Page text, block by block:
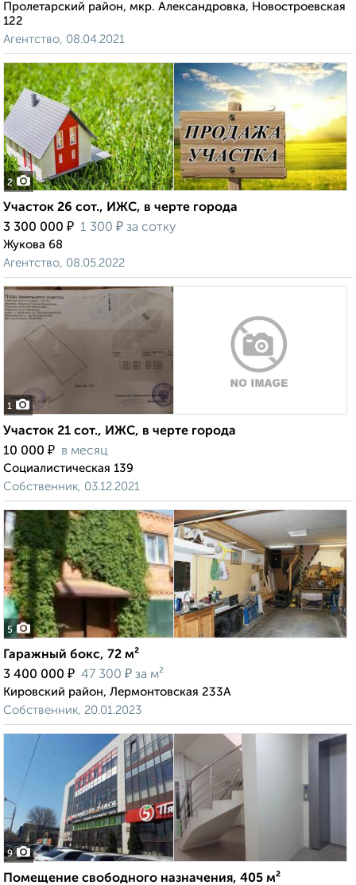
Пролетарский район, мкр. Александровка, Новостроевская
122
Агентство, 08.04.2021
2
Участок 26 сот., ИЖС, в черте города
3 300 000 ₽ 1 300 ₽ за сотку
Жукова 68
Агентство, 08.05.2022
1
Участок 21 сот., ИЖС, в черте города
10 000 ₽ в месяц
Социалистическая 139
Собственник, 03.12.2021
5
Гаражный бокс, 72 м²
3 400 000 ₽ 47 300 ₽ за м²
Кировский район, Лермонтовская 233А
Собственник, 20.01.2023
9
Помещение свободного назначения, 405 м²